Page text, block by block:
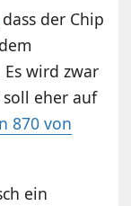
der Chip
wird zwar
eher auf
870 von
ein